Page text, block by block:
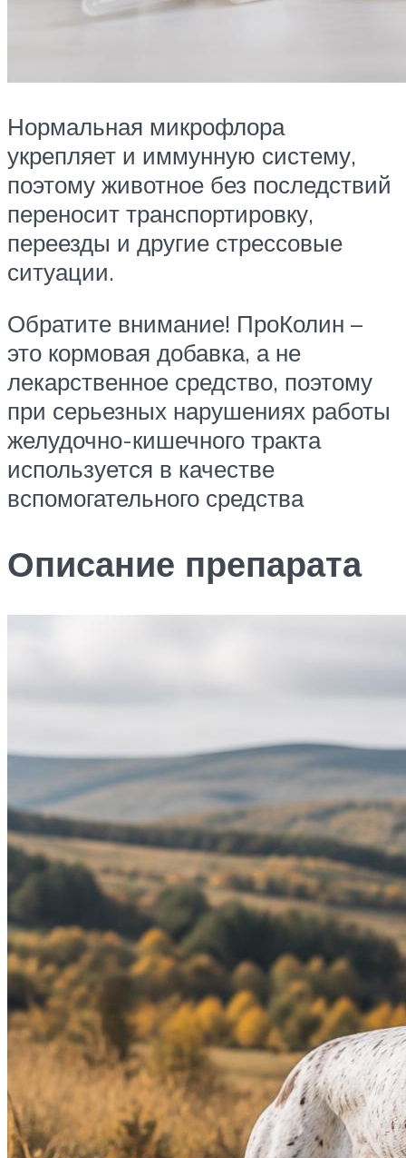
Нормальная микрофлора
укрепляет и иммунную систему,
поэтому животное без последствий
переносит транспортировку,
переезды и другие стрессовые
ситуации.
Обратите внимание! ПроКолин –
это кормовая добавка, а не
лекарственное средство, поэтому
при серьезных нарушениях работы
желудочно-кишечного тракта
используется в качестве
вспомогательного средства
Описание препарата